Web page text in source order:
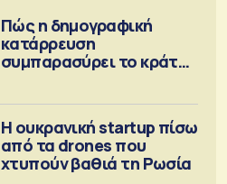
Πώς η δημογραφική
κατάρρευση
συμπαρασύρει το κράτος
Η ουκρανική startup πίσω
από τα drones που
χτυπούν βαθιά τη Ρωσία